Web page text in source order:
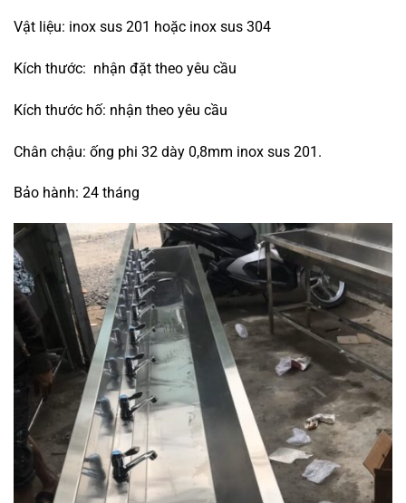
Vật liệu: inox sus 201 hoặc inox sus 304
Kích thước: nhận đặt theo yêu cầu
Kích thước hố: nhận theo yêu cầu
Chân chậu: ống phi 32 dày 0,8mm inox sus 201.
Bảo hành: 24 tháng